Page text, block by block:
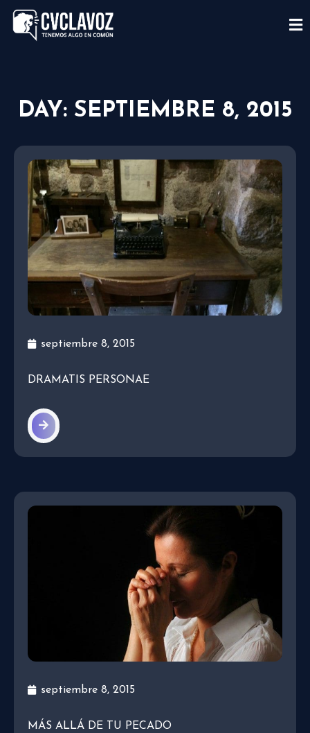
DAY: SEPTIEMBRE 8, 2015
septiembre 8, 2015
DRAMATIS PERSONAE
septiembre 8, 2015
MÁS ALLÁ DE TU PECADO